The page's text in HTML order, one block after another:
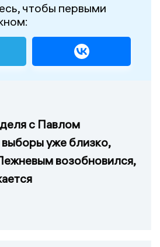
чтобы первыми
с Павлом
уже близко,
возобновился,